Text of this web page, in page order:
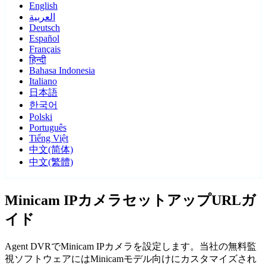
English
العربية
Deutsch
Español
Français
हिन्दी
Bahasa Indonesia
Italiano
日本語
한국어
Polski
Português
Tiếng Việt
中文(简体)
中文(繁體)
Minicam IPカメラセットアップURLガ
イド
Agent DVRでMinicam IPカメラを設定します。当社の無料監
視ソフトウェアにはMinicamモデル向けにカスタマイズされ